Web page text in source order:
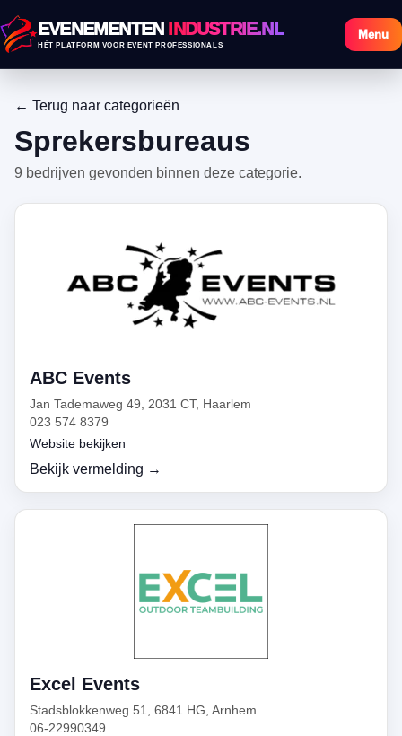
EVENEMENTEN INDUSTRIE.NL
HÉT PLATFORM VOOR EVENT PROFESSIONALS
Menu
← Terug naar categorieën
Sprekersbureaus
9 bedrijven gevonden binnen deze categorie.
ABC Events
Jan Tademaweg 49, 2031 CT, Haarlem
023 574 8379
Website bekijken
Bekijk vermelding →
Excel Events
Stadsblokkenweg 51, 6841 HG, Arnhem
06-22990349